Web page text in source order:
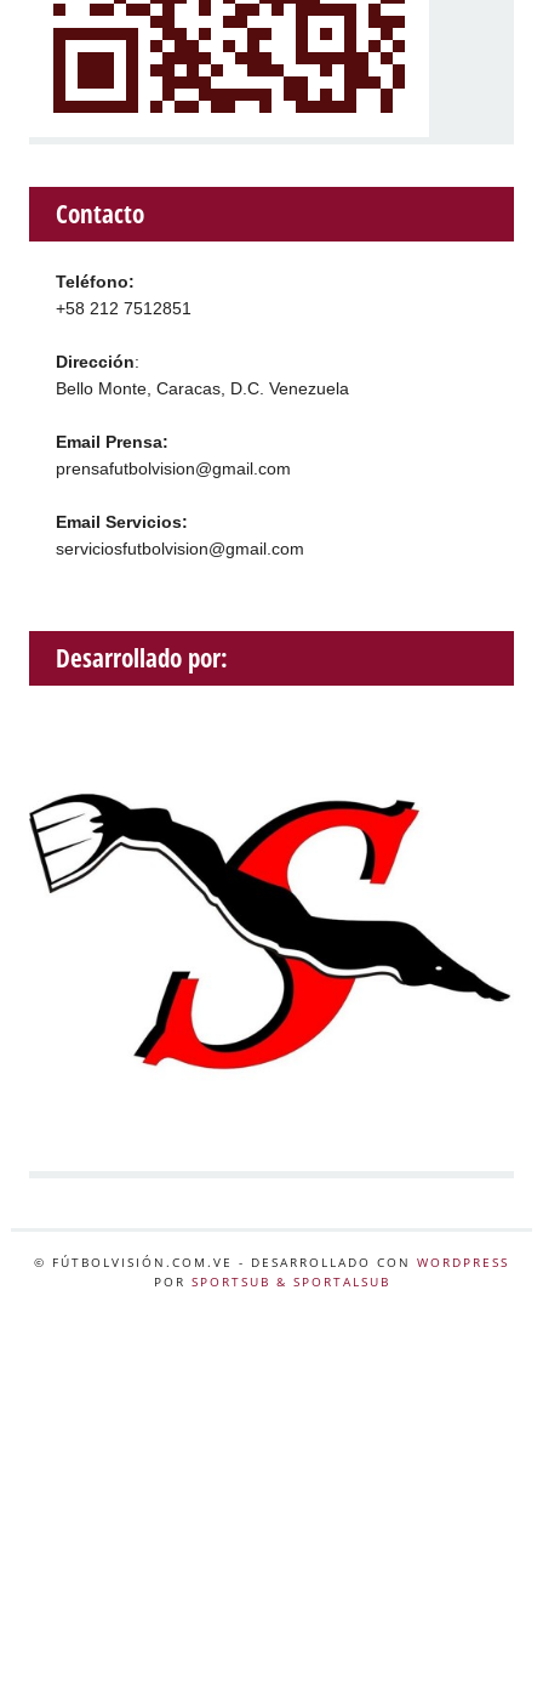
Contacto
Teléfono:
+58 212 7512851
Dirección:
Bello Monte, Caracas, D.C. Venezuela
Email Prensa:
prensafutbolvision@gmail.com
Email Servicios:
serviciosfutbolvision@gmail.com
Desarrollado por:
© FÚTBOLVISIÓN.COM.VE - DESARROLLADO CON WORDPRESS
POR SPORTSUB & SPORTALSUB